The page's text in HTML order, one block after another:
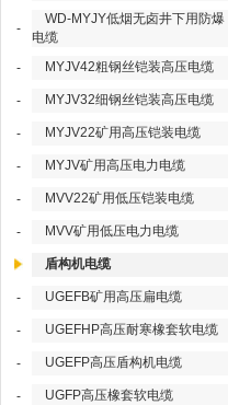
-
WD-MYJY低烟无卤井下用防爆
电缆
-
MYJV42粗钢丝铠装高压电缆
- MYJV32细钢丝铠装高压电缆
- MYJV22矿用高压铠装电缆
- MYJV矿用高压电力电缆
- MVV22矿用低压铠装电缆
- MVV矿用低压电力电缆
盾构机电缆
- UGEFB矿用高压扁电缆
- UGEFHP高压耐寒橡套软电缆
- UGEFP高压盾构机电缆
- UGFP高压橡套软电缆